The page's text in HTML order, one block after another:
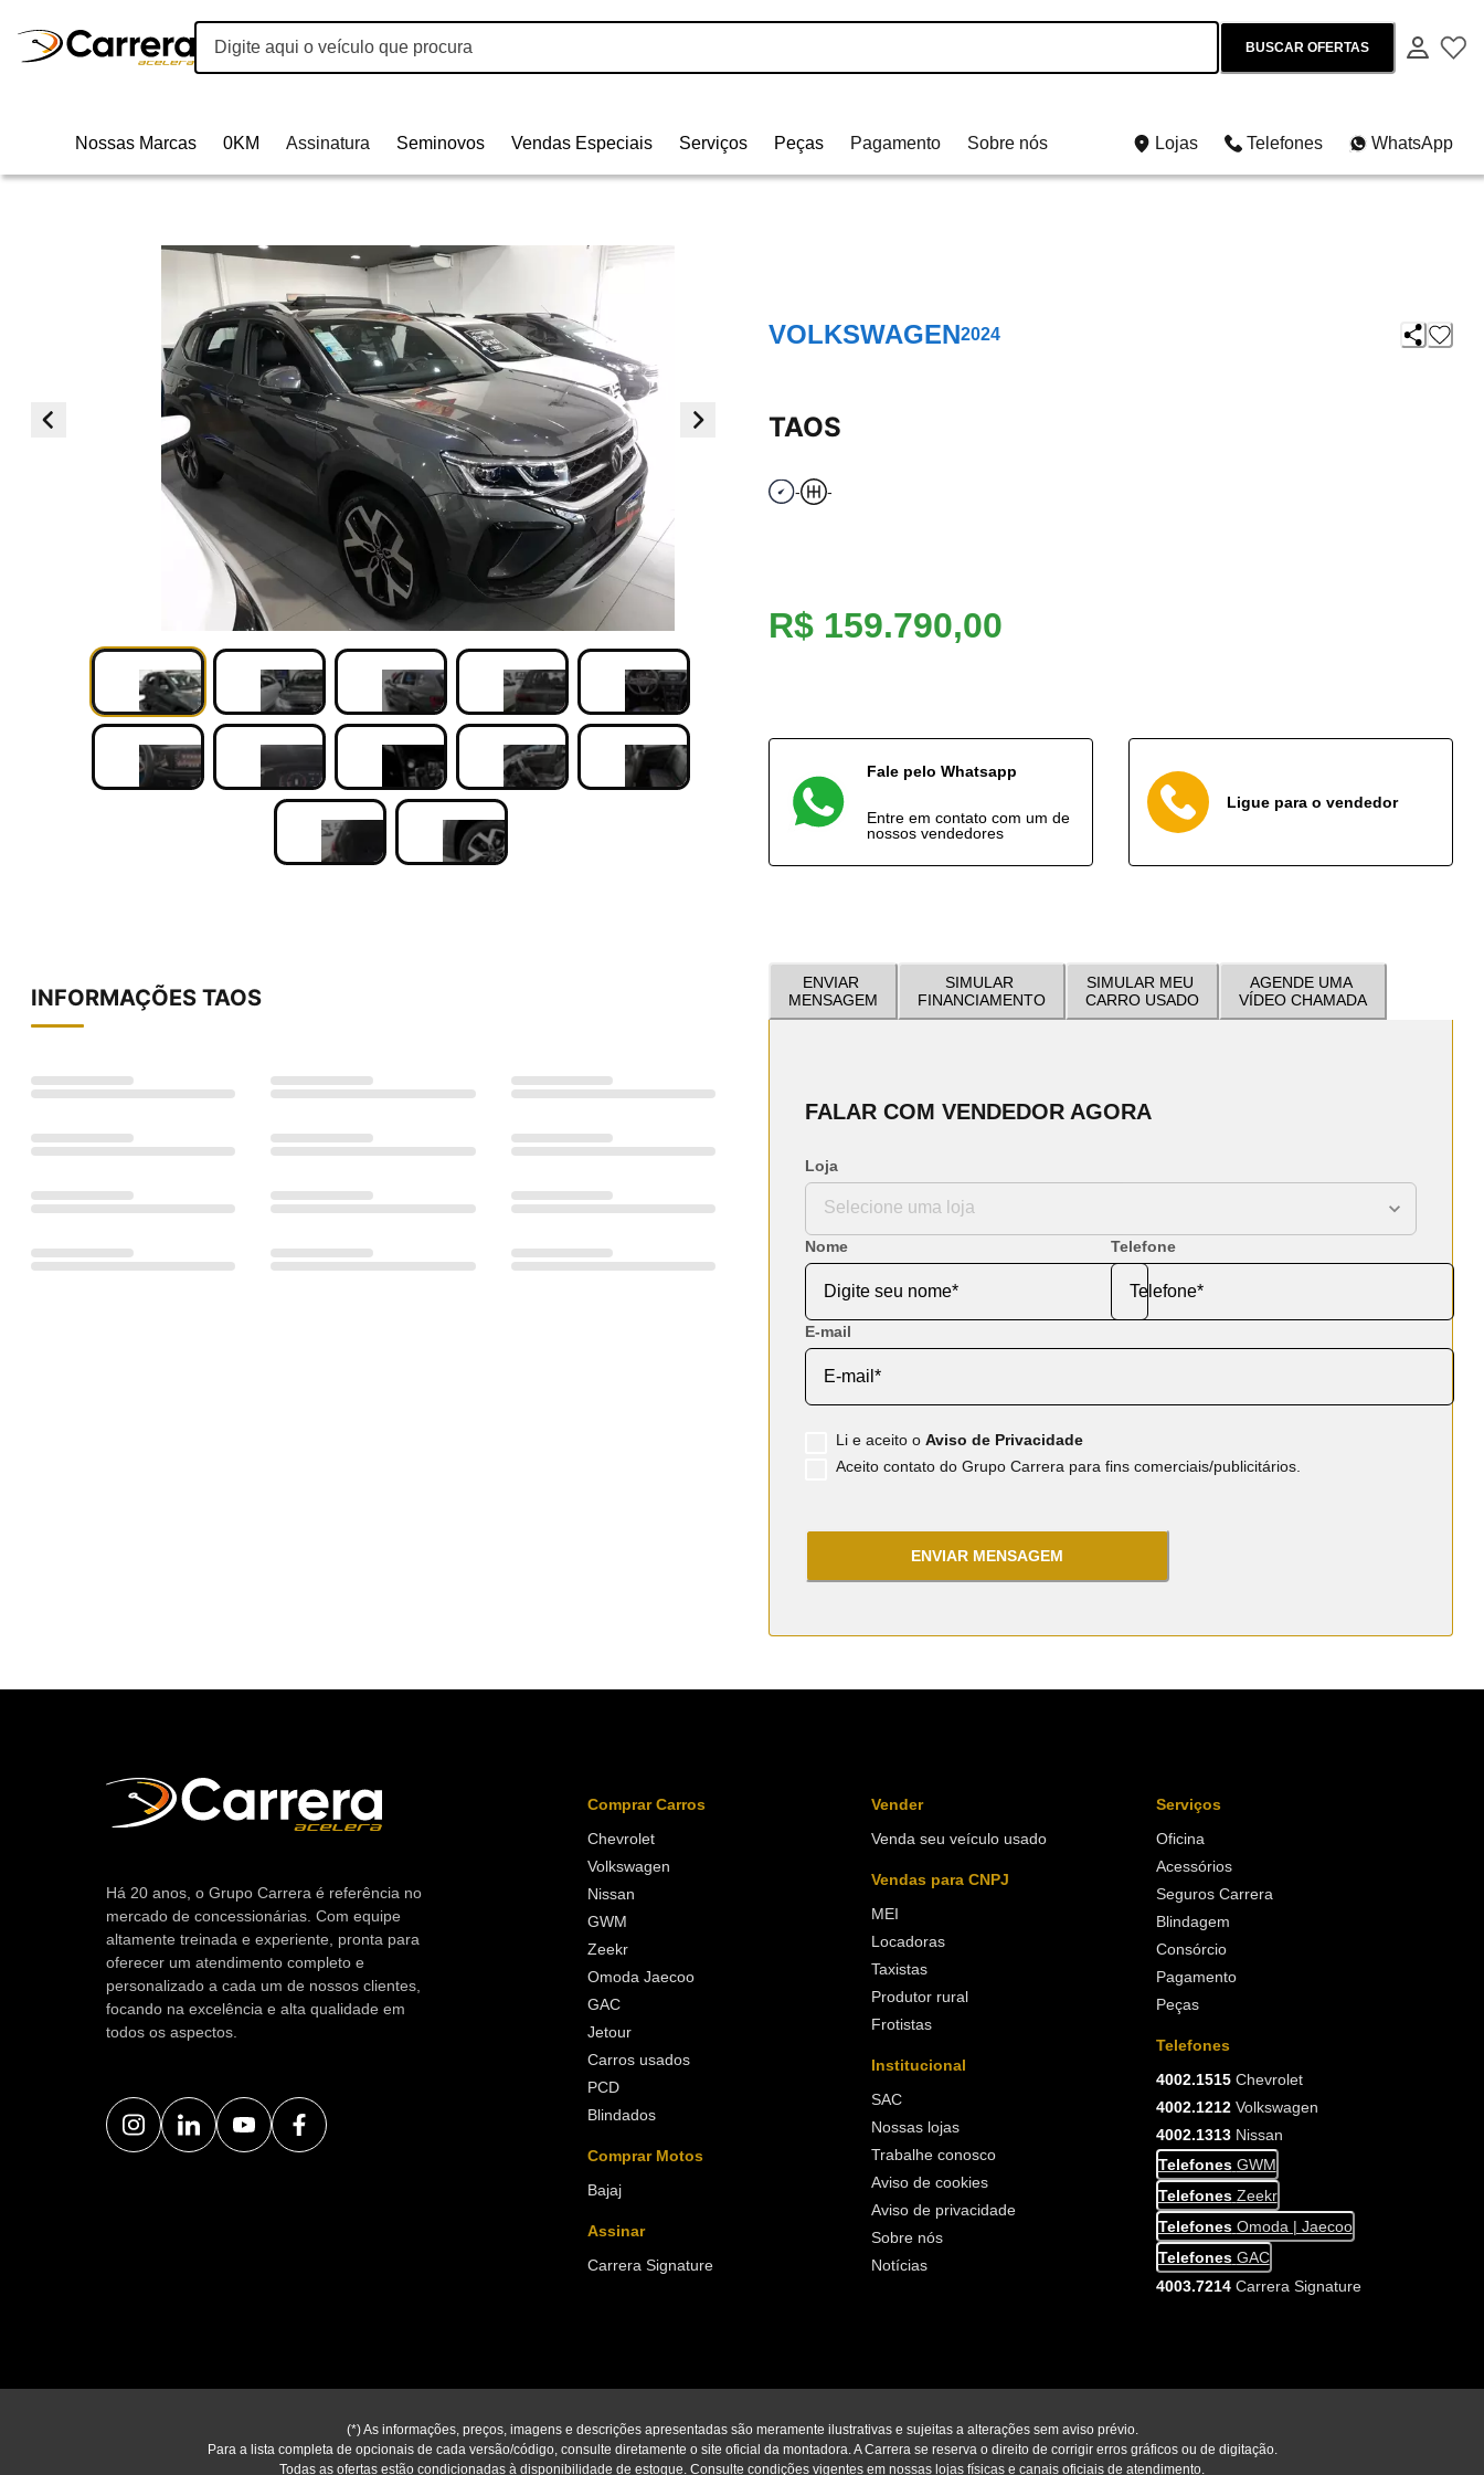
BUSCAR OFERTAS
Nossas Marcas 0KM Assinatura Seminovos Vendas Especiais Serviços Peças Pagamento Sobre nós Lojas Telefones WhatsApp
VOLKSWAGEN2024
TAOS
- -
R$ 159.790,00
Fale pelo Whatsapp
Entre em contato com um de
nossos vendedores
Ligue para o vendedor
INFORMAÇÕES TAOS
ENVIAR
MENSAGEM
SIMULAR
FINANCIAMENTO
SIMULAR MEU
CARRO USADO
AGENDE UMA
VÍDEO CHAMADA
FALAR COM VENDEDOR AGORA
Loja
Nome Telefone
E-mail
Li e aceito o Aviso de Privacidade
Aceito contato do Grupo Carrera para fins comerciais/publicitários.
ENVIAR MENSAGEM
Há 20 anos, o Grupo Carrera é referência no
mercado de concessionárias. Com equipe
altamente treinada e experiente, pronta para
oferecer um atendimento completo e
personalizado a cada um de nossos clientes,
focando na excelência e alta qualidade em
todos os aspectos.
Comprar Carros
Chevrolet
Volkswagen
Nissan
GWM
Zeekr
Omoda Jaecoo
GAC
Jetour
Carros usados
PCD
Blindados
Comprar Motos
Bajaj
Assinar
Carrera Signature
Vender
Venda seu veículo usado
Vendas para CNPJ
MEI
Locadoras
Taxistas
Produtor rural
Frotistas
Institucional
SAC
Nossas lojas
Trabalhe conosco
Aviso de cookies
Aviso de privacidade
Sobre nós
Notícias
Serviços
Oficina
Acessórios
Seguros Carrera
Blindagem
Consórcio
Pagamento
Peças
Telefones
4002.1515Chevrolet
4002.1212Volkswagen
4002.1313Nissan
Telefones GWM
Telefones Zeekr
Telefones Omoda | Jaecoo
Telefones GAC
4003.7214Carrera Signature
(*) As informações, preços, imagens e descrições apresentadas são meramente ilustrativas e sujeitas a alterações sem aviso prévio.
Para a lista completa de opcionais de cada versão/código, consulte diretamente o site oficial da montadora. A Carrera se reserva o direito de corrigir erros gráficos ou de digitação.
Todas as ofertas estão condicionadas à disponibilidade de estoque. Consulte condições vigentes em nossas lojas físicas e canais oficiais de atendimento.